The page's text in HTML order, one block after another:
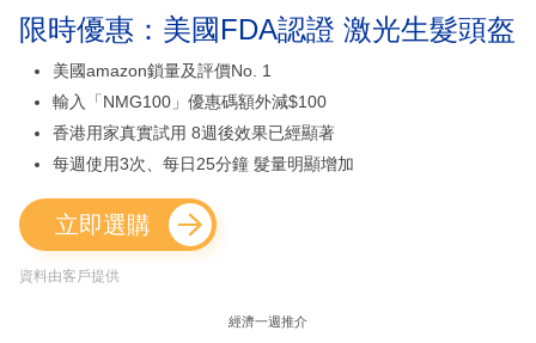
限時優惠：美國FDA認證 激光生髮頭盔
美國amazon鎖量及評價No. 1
輸入「NMG100」優惠碼額外減$100
香港用家真實試用 8週後效果已經顯著
每週使用3次、每日25分鐘 髮量明顯增加
立即選購
資料由客戶提供
經濟一週推介